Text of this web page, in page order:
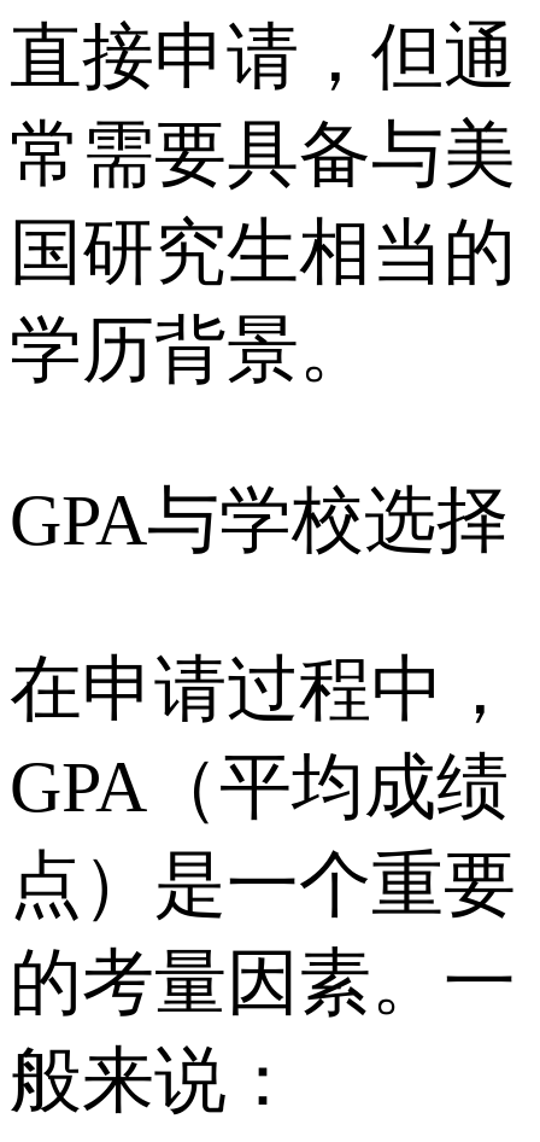
直接申请，但通
常需要具备与美
国研究生相当的
学历背景。
GPA与学校选择
在申请过程中，
GPA（平均成绩
点）是一个重要
的考量因素。一
般来说：